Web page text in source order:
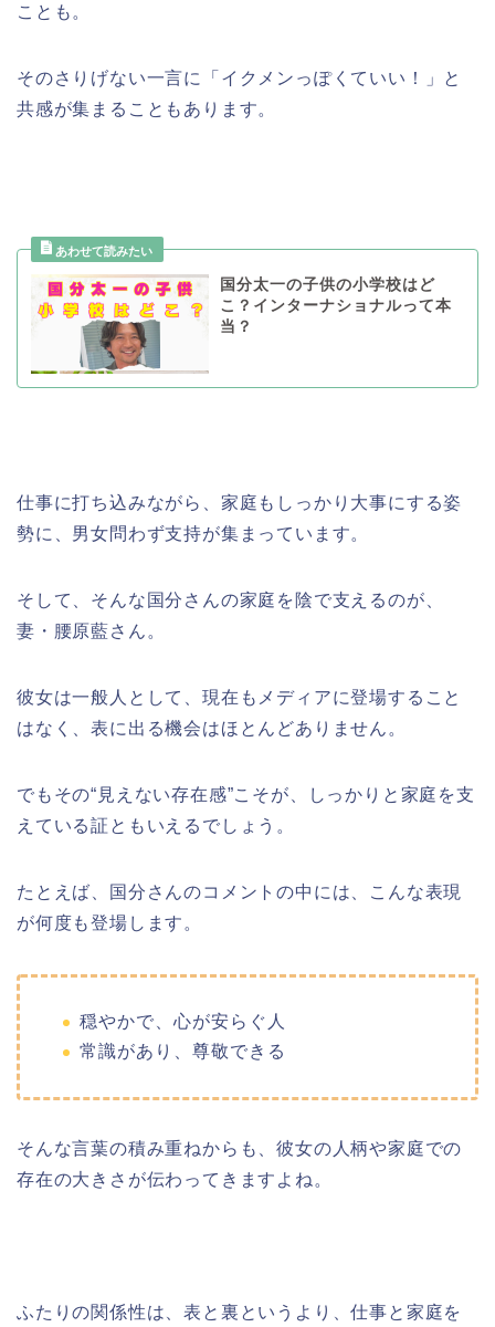
ことも。
そのさりげない一言に「イクメンっぽくていい！」と
共感が集まることもあります。
国分太⼀の⼦供の⼩学校はど
こ？インターナショナルって本
当？
仕事に打ち込みながら、家庭もしっかり大事にする姿
勢に、男女問わず支持が集まっています。
そして、そんな国分さんの家庭を陰で支えるのが、
妻・腰原藍さん。
彼女は一般人として、現在もメディアに登場すること
はなく、表に出る機会はほとんどありません。
でもその“見えない存在感”こそが、しっかりと家庭を支
えている証ともいえるでしょう。
たとえば、国分さんのコメントの中には、こんな表現
が何度も登場します。
穏やかで、心が安らぐ人
常識があり、尊敬できる
そんな言葉の積み重ねからも、彼女の人柄や家庭での
存在の大きさが伝わってきますよね。
ふたりの関係性は、表と裏というより、仕事と家庭を